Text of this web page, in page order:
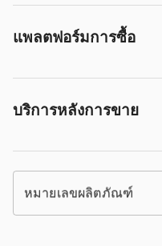
แพลตฟอร์มการซื้อ
บริการหลังการขาย
หมายเลขผลิตภัณฑ์